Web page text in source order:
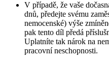
V případě, že vaše
dnů, předejte svému
nemocenské) výše
pak tento díl předá
Uplatníte tak nárok na
pracovní neschopnosti.